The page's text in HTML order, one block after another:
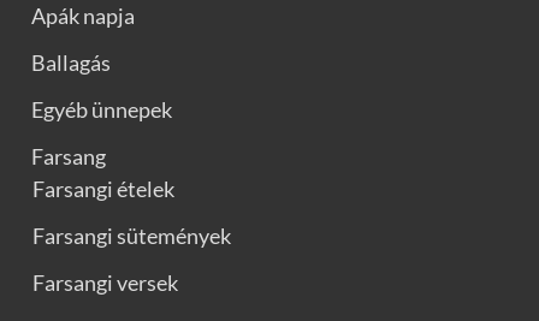
Apák napja
Ballagás
Egyéb ünnepek
Farsang
Farsangi ételek
Farsangi sütemények
Farsangi versek